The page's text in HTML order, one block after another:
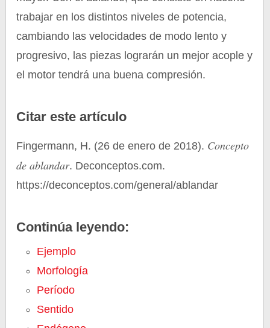
trabajar en los distintos niveles de potencia,
cambiando las velocidades de modo lento y
progresivo, las piezas lograrán un mejor acople y
el motor tendrá una buena compresión.
Citar este artículo
Fingermann, H. (26 de enero de 2018). Concepto
de ablandar. Deconceptos.com.
https://deconceptos.com/general/ablandar
Continúa leyendo:
Ejemplo
Morfología
Período
Sentido